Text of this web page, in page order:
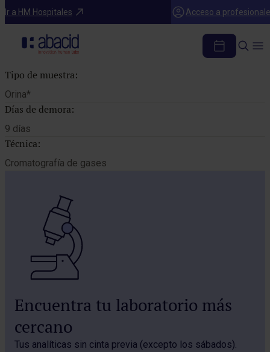
Ir a HM Hospitales Acceso a
Catálogo de pruebas
FENOL
Tipo de muestra:
Orina*
Días de demora:
9 días
Técnica:
Cromatografía de gases
Encuentra tu laboratorio más
cercano
Tus analíticas sin cinta previa (excepto los sábados).